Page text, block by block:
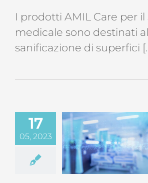
I prodotti AMIL Care per
medicale sono destinati
sanificazione di superfici
17
05, 2023